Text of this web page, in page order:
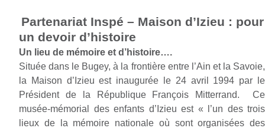
Partenariat Inspé – Maison d’Izieu : pour
un devoir d’histoire
Un lieu de mémoire et d’histoire….
Située dans le Bugey, à la frontière entre l’Ain et la Savoie,
la Maison d’Izieu est inaugurée le 24 avril 1994 par le
Président de la République François Mitterrand. Ce
musée-mémorial des enfants d’Izieu est «
l’un des trois
lieux de la mémoire nationale où sont organisées des